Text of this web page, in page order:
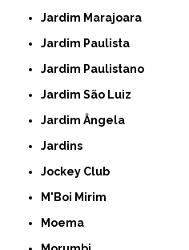
Jardim Marajoara
Jardim Paulista
Jardim Paulistano
Jardim São Luiz
Jardim Ângela
Jardins
Jockey Club
M'Boi Mirim
Moema